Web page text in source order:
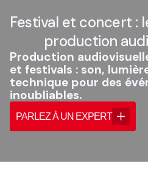
Festival et concert :
production
Production
et festivals : son,
technique pour des
inoubliables.
PARLEZ À UN EXPERT